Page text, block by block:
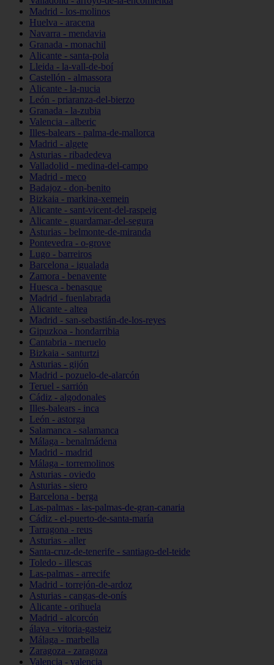
Madrid - los-molinos
Huelva - aracena
Navarra - mendavia
Granada - monachil
Alicante - santa-pola
Lleida - la-vall-de-boí
Castellón - almassora
Alicante - la-nucia
León - priaranza-del-bierzo
Granada - la-zubia
Valencia - alberic
Illes-balears - palma-de-mallorca
Madrid - algete
Asturias - ribadedeva
Valladolid - medina-del-campo
Madrid - meco
Badajoz - don-benito
Bizkaia - markina-xemein
Alicante - sant-vicent-del-raspeig
Alicante - guardamar-del-segura
Asturias - belmonte-de-miranda
Pontevedra - o-grove
Lugo - barreiros
Barcelona - igualada
Zamora - benavente
Huesca - benasque
Madrid - fuenlabrada
Alicante - altea
Madrid - san-sebastián-de-los-reyes
Gipuzkoa - hondarribia
Cantabria - meruelo
Bizkaia - santurtzi
Asturias - gijón
Madrid - pozuelo-de-alarcón
Teruel - sarrión
Cádiz - algodonales
Illes-balears - inca
León - astorga
Salamanca - salamanca
Málaga - benalmádena
Madrid - madrid
Málaga - torremolinos
Asturias - oviedo
Asturias - siero
Barcelona - berga
Las-palmas - las-palmas-de-gran-canaria
Cádiz - el-puerto-de-santa-maría
Tarragona - reus
Asturias - aller
Santa-cruz-de-tenerife - santiago-del-teide
Toledo - illescas
Las-palmas - arrecife
Madrid - torrejón-de-ardoz
Asturias - cangas-de-onís
Alicante - orihuela
Madrid - alcorcón
álava - vitoria-gasteiz
Málaga - marbella
Zaragoza - zaragoza
Valencia - valencia